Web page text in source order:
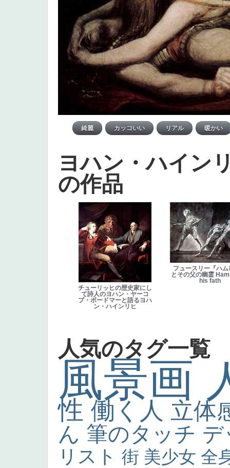
ヨハン・ハイン
の作品
チューリッヒの歴史家にし
て詩人のヨハン・ヤーコ
プ・ボードマーと語るヨハ
ン・ハインリヒ
フュースリー『ハム
とその父の幽霊
his fath
人気のタグ一覧
風景画
性 働く人 立体
ん 筆のタッチ
リスト 街 美少女 全